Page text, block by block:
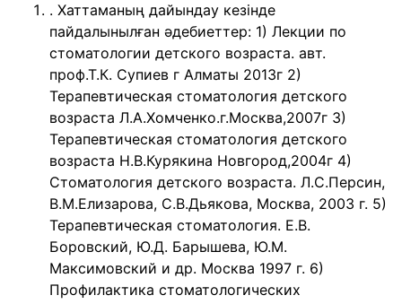
. Хаттаманың дайындау кезінде
пайдалынылған әдебиеттер: 1) Лекции по
стоматологии детского возраста. авт.
проф.Т.К. Супиев г Алматы 2013г 2)
Терапевтическая стоматология детского
возраста Л.А.Хомченко.г.Москва,2007г 3)
Терапевтическая стоматология детского
возраста Н.В.Курякина Новгород,2004г 4)
Стоматология детского возраста. Л.С.Персин,
В.М.Елизарова, С.В.Дьякова, Москва, 2003 г. 5)
Терапевтическая стоматология. Е.В.
Боровский, Ю.Д. Барышева, Ю.М.
Максимовский и др. Москва 1997 г. 6)
Профилактика стоматологических